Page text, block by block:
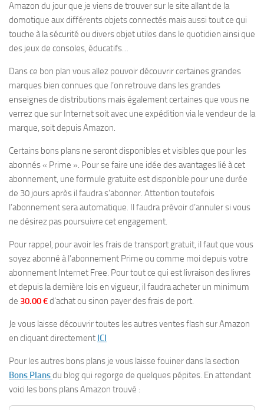
Amazon du jour que je viens de trouver sur le site allant de la
domotique aux différents objets connectés mais aussi tout ce qui
touche à la sécurité ou divers objet utiles dans le quotidien ainsi que
des jeux de consoles, éducatifs…
Dans ce bon plan vous allez pouvoir découvrir certaines grandes
marques bien connues que l’on retrouve dans les grandes
enseignes de distributions mais également certaines que vous ne
verrez que sur Internet soit avec une expédition via le vendeur de la
marque, soit depuis Amazon.
Certains bons plans ne seront disponibles et visibles que pour les
abonnés « Prime ». Pour se faire une idée des avantages lié à cet
abonnement, une formule gratuite est disponible pour une durée
de 30 jours après il faudra s’abonner. Attention toutefois
l’abonnement sera automatique. Il faudra prévoir d’annuler si vous
ne désirez pas poursuivre cet engagement.
Pour rappel, pour avoir les frais de transport gratuit, il faut que vous
soyez abonné à l’abonnement Prime ou comme moi depuis votre
abonnement Internet Free. Pour tout ce qui est livraison des livres
et depuis la dernière lois en vigueur, il faudra acheter un minimum
de 30.00 €d’achat ou sinon payer des frais de port.
Je vous laisse découvrir toutes les autres ventes flash sur Amazon
en cliquant directement ICI
Pour les autres bons plans je vous laisse fouiner dans la section
Bons Plansdu blog qui regorge de quelques pépites. En attendant
voici les bons plans Amazon trouvé :